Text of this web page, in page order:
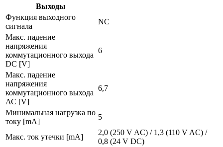
Выходы
Функция выходного
сигнала
NC
Макс. падение
напряжения
коммутационного выхода
DC [V]
6
Макс. падение
напряжения
коммутационного выхода
АС [V]
6,7
Минимальная нагрузка по
току [mA]
5
Макс. ток утечки [mA]
2,0 (250 V AC) / 1,3 (110 V AC) /
0,8 (24 V DC)